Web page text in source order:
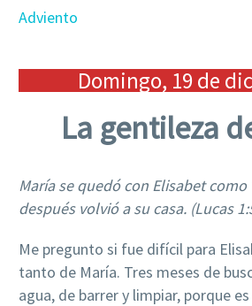
Adviento
Domingo, 19 de
La gentileza
María se quedó con Elisabet como
después volvió a su casa. (Lucas
Me pregunto si fue difícil para
tanto de María. Tres meses de
agua, de barrer y limpiar, porque